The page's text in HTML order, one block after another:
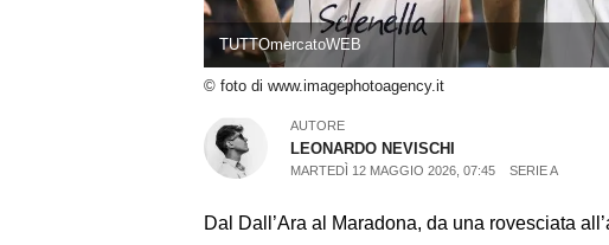
TUTTOmercatoWEB
© foto di www.imagephotoagency.it
AUTORE
LEONARDO NEVISCHI
MARTEDÌ 12 MAGGIO 2026, 07:45 SERIE A
Dal Dall’Ara al Maradona, da una rovesciata